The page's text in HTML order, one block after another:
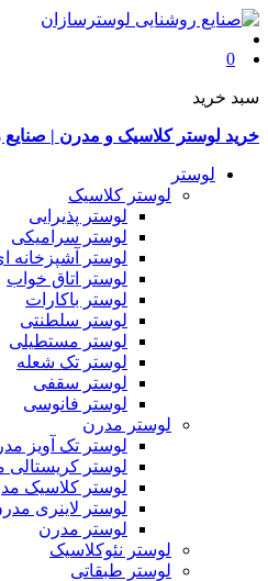
0
سبد خرید
خرید لوستر کلاسیک و مدرن |
لوستر
لوستر کلاسیک
لوستر پذیرایی
لوستر سرامیکی
لوستر آشپزخانه
لوستر اتاق خواب
لوستر باکارات
لوستر سلطنتی
لوستر مستطیلی
لوستر تک شعله
لوستر سقفی
لوستر فانوسی
لوستر مدرن
لوستر تک آویز
لوستر کریستالی
لوستر کلاسیک
لوستر لاینری
لوستر مدرن
لوستر نئوکلاسیک
لوستر طبقاتی